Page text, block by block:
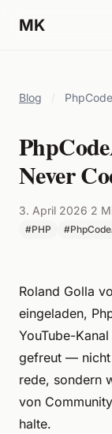
MK
Blog
Never
3. April 2026 2
#PHP
Roland Golla
eingeladen,
YouTube-
gefreut — nicht
rede, sondern
von
halte.